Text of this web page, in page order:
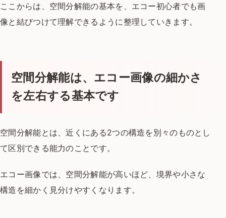
ここからは、空間分解能の基本を、エコー初心者でも画
像と結びつけて理解できるように整理していきます。
空間分解能は、エコー画像の細かさ
を左右する基本です
空間分解能とは、近くにある2つの構造を別々のものとし
て区別できる能力のことです。
エコー画像では、空間分解能が高いほど、境界や小さな
構造を細かく見分けやすくなります。